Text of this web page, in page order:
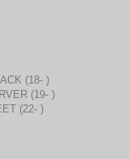
(18- )
(19- )
(22- )